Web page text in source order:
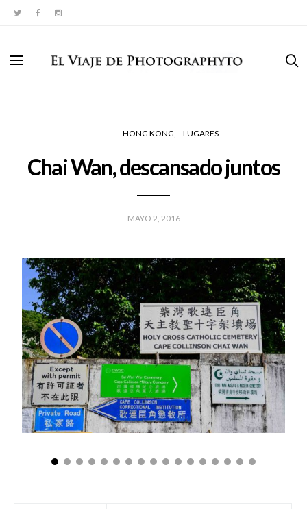
HONG KONG LUGARES
Chai Wan, descansado juntos
MAYO 2, 2016